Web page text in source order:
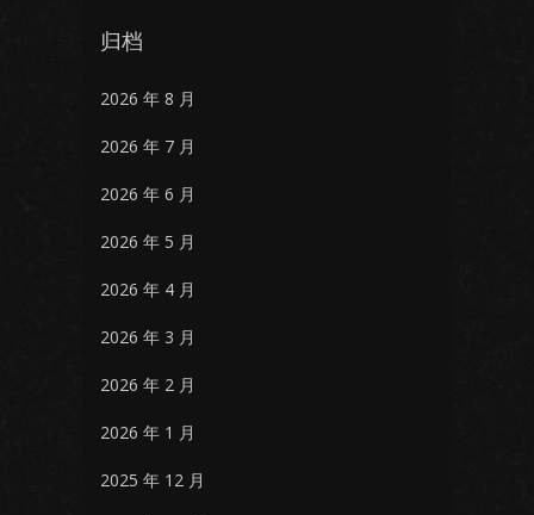
归档
2026 年 8 月
2026 年 7 月
2026 年 6 月
2026 年 5 月
2026 年 4 月
2026 年 3 月
2026 年 2 月
2026 年 1 月
2025 年 12 月